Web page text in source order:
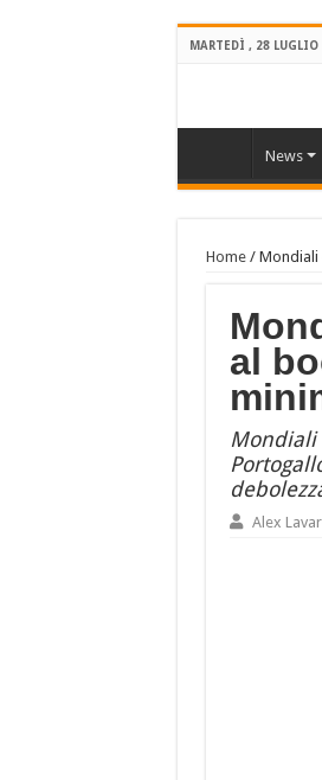
MARTEDÌ , 28 LUGLIO
News
Home/ Mondiali
al
Mondiali
Alex